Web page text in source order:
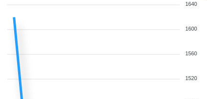
1640
1600
1560
1520